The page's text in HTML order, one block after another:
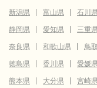
新潟県
富山県 石川
静岡県
愛知県 三重
奈良県
和歌山県 鳥
徳島県
香川県 愛媛
熊本県
大分県 宮崎